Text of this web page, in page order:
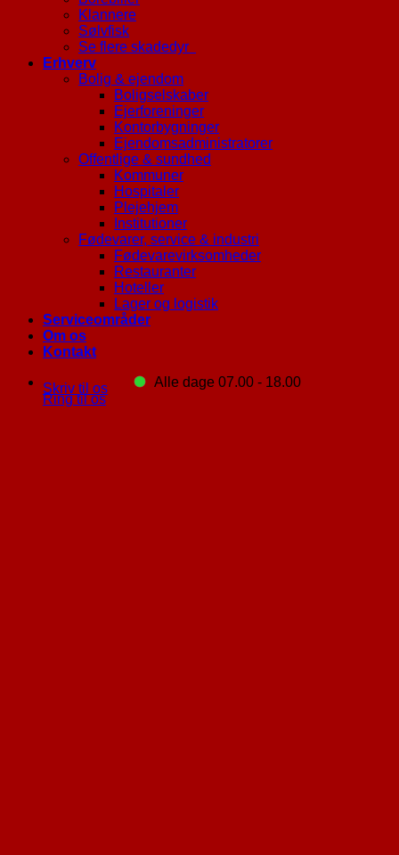
Klannere
Sølvfisk
Se flere skadedyr
Erhverv
Bolig & ejendom
Boligselskaber
Ejerforeninger
Kontorbygninger
Ejendomsadministratorer
Offentlige & sundhed
Kommuner
Hospitaler
Plejehjem
Institutioner
Fødevarer, service & industri
Fødevarevirksomheder
Restauranter
Hoteller
Lager og logistik
Serviceområder
Om os
Kontakt
Alle dage 07.00 - 18.00
Ring til os
Skriv til os